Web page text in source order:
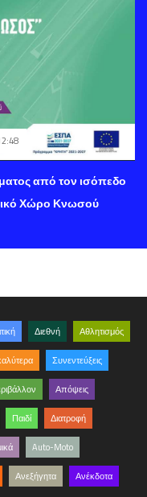
από τον ισόπεδο
Χώρο Κνωσού
Διεθνή Αθλητισμός
Συνεντεύξεις
Απόψεις
Παιδί Διατροφή
Auto-Moto
Ανεξήγητα Ανέκδοτα